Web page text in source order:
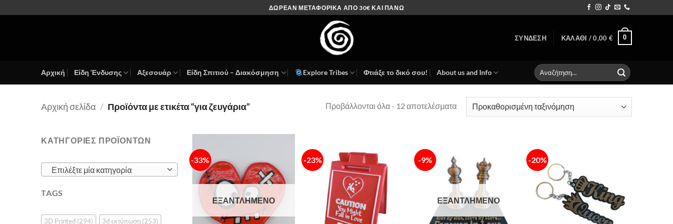
στο
ΔΩΡΕΑΝ ΜΕΤΑΦΟΡΙΚΑ ΑΠΟ 30€ ΚΑΙ ΠΑΝΩ
ΣΎΝΔΕΣΗ ΚΑΛΆΘΙ /0,00 € 0
Αρχική Είδη Ένδυσης Αξεσουάρ Είδη Σπιτιού – Διακόσμηση Explore Tribes Φτιάξε το δικό σου! About us and Info
Αναζήτηση
για:
Αρχική σελίδα / Προϊόντα με ετικέτα “για ζευγάρια” Προβάλλονται όλα - 12 αποτελέσματα
ΚΑΤΗΓΟΡΙΕΣ ΠΡΟΪΟΝΤΩΝ
Επιλέξτε μία κατηγορία
TAGS
3D Printed (294) 3d εκτύπωση (253)
-33%
Πρόσθήκη
στην λίστα
επιθυμιών
ΕΞΑΝΤΛΗΜΈΝΟ
-23%
Πρόσθήκη
στην λίστα
επιθυμιών
-9%
Πρόσθήκη
στην λίστα
επιθυμιών
ΕΞΑΝΤΛΗΜΈΝΟ
-20%